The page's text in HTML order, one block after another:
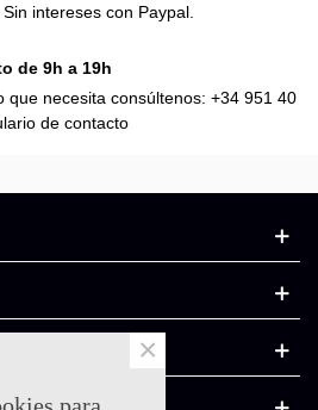
intereses con Paypal.
de 9h a 19h
que necesita consúltenos: +34 951 40
de contacto
×